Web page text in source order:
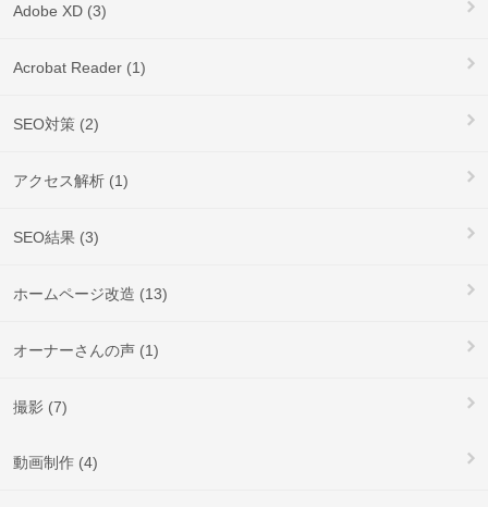
Adobe XD (3)
Acrobat Reader (1)
SEO対策 (2)
アクセス解析 (1)
SEO結果 (3)
ホームページ改造 (13)
オーナーさんの声 (1)
撮影 (7)
動画制作 (4)